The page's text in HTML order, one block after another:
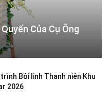
Của Cụ Ông
Bồi linh Thanh niên Khu
2026